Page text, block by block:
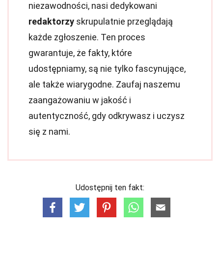
niezawodności, nasi dedykowani
redaktorzy skrupulatnie przeglądają
każde zgłoszenie. Ten proces
gwarantuje, że fakty, które
udostępniamy, są nie tylko fascynujące,
ale także wiarygodne. Zaufaj naszemu
zaangażowaniu w jakość i
autentyczność, gdy odkrywasz i uczysz
się z nami.
Udostępnij ten fakt: